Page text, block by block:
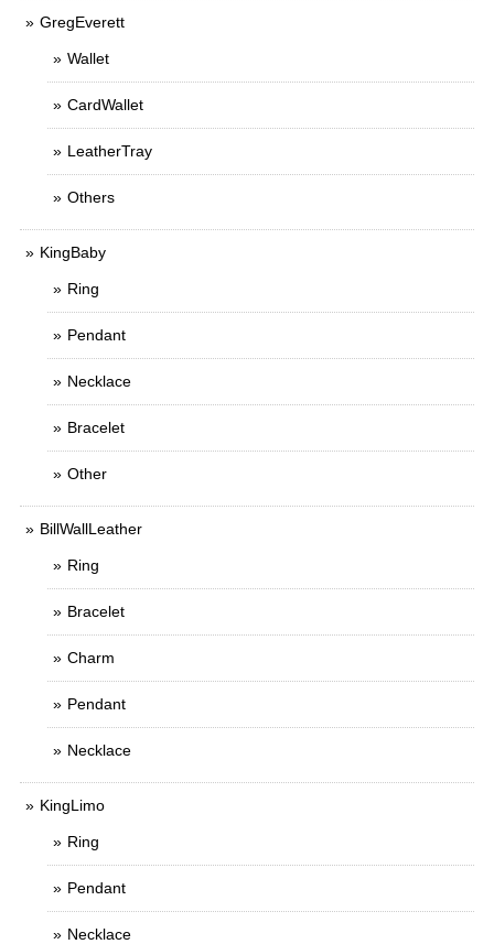
GregEverett
Wallet
CardWallet
LeatherTray
Others
KingBaby
Ring
Pendant
Necklace
Bracelet
Other
BillWallLeather
Ring
Bracelet
Charm
Pendant
Necklace
KingLimo
Ring
Pendant
Necklace